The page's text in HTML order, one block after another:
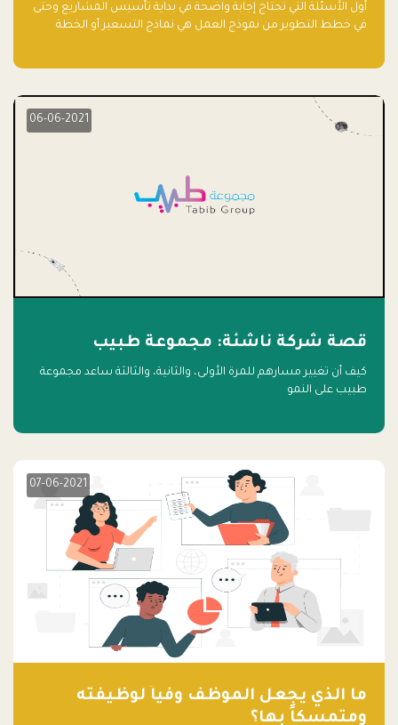
أول الأسئلة التي تحتاج إجابة واضحة في بداية تأسيس المشاريع وحتى
في خطط التطوير من نموذج العمل هي نماذج التسعير أو الخطة
06-06-2021
قصة شركة ناشئة: مجموعة طبيب
كيف أن تغيير مسارهم للمرة الأولى، والثانية، والثالثة ساعد مجموعة
طبيب على النمو
07-06-2021
ما الذي يجعل الموظف وفياً لوظيفته
ومتمسكاً بها؟